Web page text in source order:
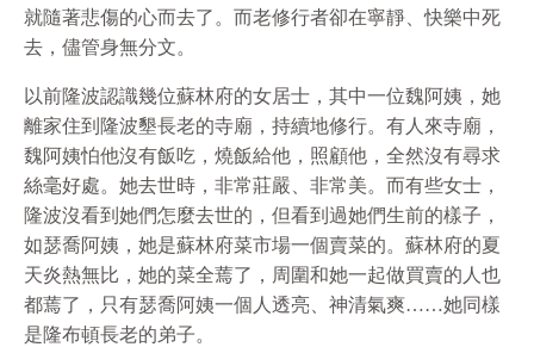
就隨著悲傷的心而去了。而老修行者卻在寧靜、快樂中死
去，儘管身無分文。
以前隆波認識幾位蘇林府的女居士，其中一位魏阿姨，她
離家住到隆波墾長老的寺廟，持續地修行。有人來寺廟，
魏阿姨怕他沒有飯吃，燒飯給他，照顧他，全然沒有尋求
絲毫好處。她去世時，非常莊嚴、非常美。而有些女士，
隆波沒看到她們怎麼去世的，但看到過她們生前的樣子，
如瑟喬阿姨，她是蘇林府菜市場一個賣菜的。蘇林府的夏
天炎熱無比，她的菜全蔫了，周圍和她一起做買賣的人也
都蔫了，只有瑟喬阿姨一個人透亮、神清氣爽……她同樣
是隆布頓長老的弟子。